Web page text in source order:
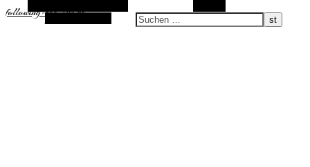
following-the-sun.de
Zufallsauswahl